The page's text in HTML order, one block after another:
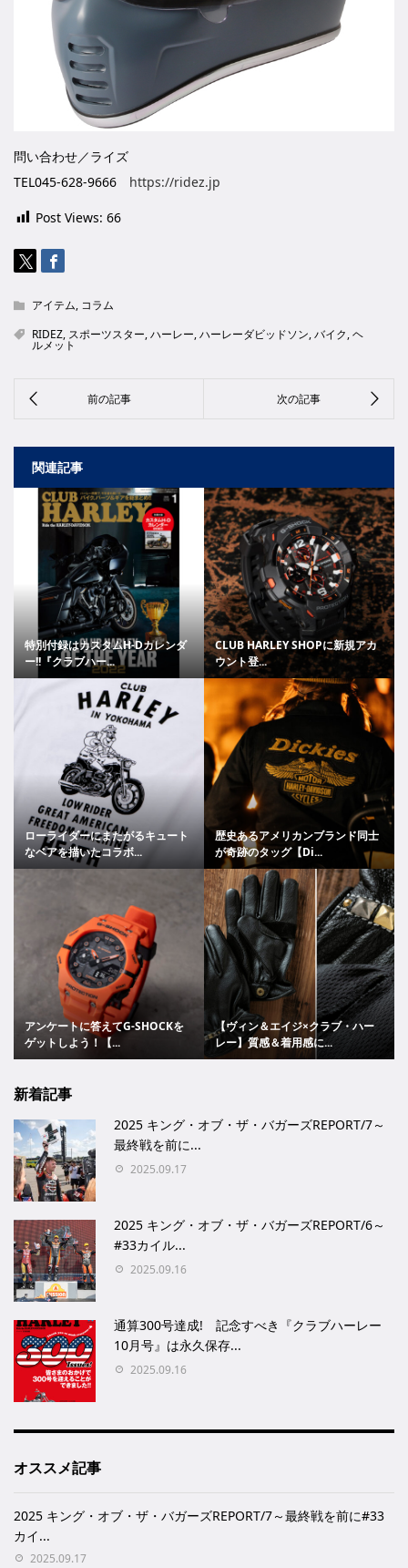
問い合わせ／ライズ
TEL045-628-9666 https://ridez.jp
Post Views: 66
アイテム, コラム
RIDEZ, スポーツスター,ハーレー,ハーレーダビッドソン,バイク,ヘ
ルメット
関連記事
特別付録はカスタムH-Dカレンダ
ー!!『クラブハー...
CLUB HARLEY SHOPに新規アカ
ウント登...
ローライダーにまたがるキュート
なベアを描いたコラボ...
歴史あるアメリカンブランド同士
が奇跡のタッグ【Di...
アンケートに答えてG-SHOCKを
ゲットしよう！【...
【ヴィン＆エイジ×クラブ・ハー
レー】質感＆着用感に...
新着記事
2025 キング・オブ・ザ・バガーズREPORT/7～
最終戦を前に...
2025.09.17
2025 キング・オブ・ザ・バガーズREPORT/6～
#33カイル...
2025.09.16
通算300号達成! 記念すべき『クラブハーレー
10月号』は永久保存...
2025.09.16
オススメ記事
2025 キング・オブ・ザ・バガーズREPORT/7～最終戦を前に#33
カイ...
2025.09.17